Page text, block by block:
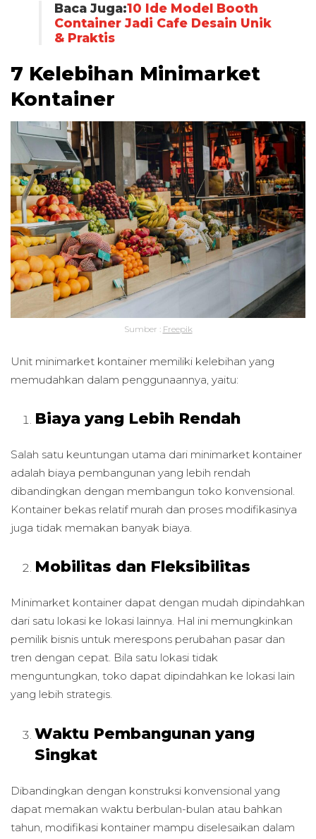
Baca Juga:10 Ide Model Booth
Container Jadi Cafe Desain Unik
& Praktis
7 Kelebihan Minimarket
Kontainer
Sumber : Freepik
Unit minimarket kontainer memiliki kelebihan yang
memudahkan dalam penggunaannya, yaitu:
Biaya yang Lebih Rendah
Salah satu keuntungan utama dari minimarket kontainer
adalah biaya pembangunan yang lebih rendah
dibandingkan dengan membangun toko konvensional.
Kontainer bekas relatif murah dan proses modifikasinya
juga tidak memakan banyak biaya.
Mobilitas dan Fleksibilitas
Minimarket kontainer dapat dengan mudah dipindahkan
dari satu lokasi ke lokasi lainnya. Hal ini memungkinkan
pemilik bisnis untuk merespons perubahan pasar dan
tren dengan cepat. Bila satu lokasi tidak
menguntungkan, toko dapat dipindahkan ke lokasi lain
yang lebih strategis.
Waktu Pembangunan yang
Singkat
Dibandingkan dengan konstruksi konvensional yang
dapat memakan waktu berbulan-bulan atau bahkan
tahun, modifikasi kontainer mampu diselesaikan dalam